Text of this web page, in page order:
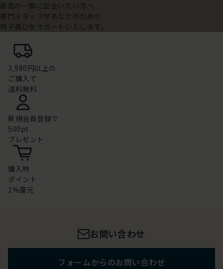
最高の一脚に出会いたい方へ
専門スタッフがあなたのための
椅子選びをサポートいたします。
3,980円以上の
ご購入で
送料無料
新規会員登録で
500pt
プレゼント
購入時
ポイント
1%還元
お問い合わせ
フォームからのお問い合わせ